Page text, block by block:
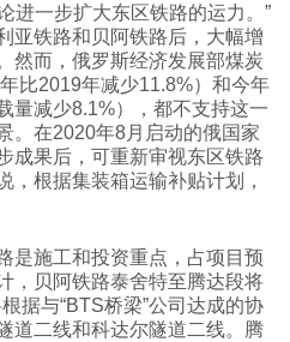
进一步扩大东区铁路的运力。”
亚铁路和贝阿铁路后，大幅增
然而，俄罗斯经济发展部煤炭
比2019年减少11.8%）和今年
量减少8.1%），都不支持这一
。在2020年8月启动的俄国家
成果后，可重新审视东区铁路
，根据集装箱运输补贴计划，
是施工和投资重点，占项目预
，贝阿铁路泰舍特至腾达段将
据与“BTS桥梁”公司达成的协
道二线和科达尔隧道二线。腾